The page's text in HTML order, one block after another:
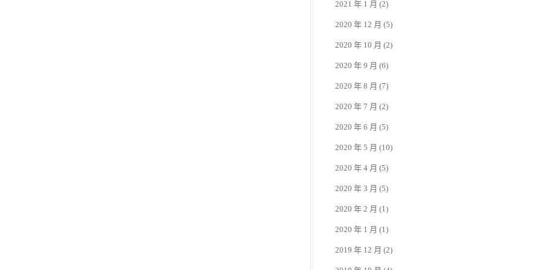
2021 年 1 月 (2)
2020 年 12 月 (5)
2020 年 10 月 (2)
2020 年 9 月 (6)
2020 年 8 月 (7)
2020 年 7 月 (2)
2020 年 6 月 (5)
2020 年 5 月 (10)
2020 年 4 月 (5)
2020 年 3 月 (5)
2020 年 2 月 (1)
2020 年 1 月 (1)
2019 年 12 月 (2)